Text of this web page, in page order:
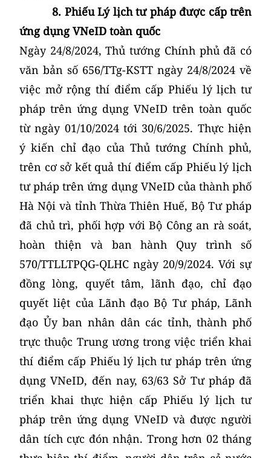
8. Phiếu Lý lịch tư pháp được cấp trên
ứng dụng VNeID toàn quốc
Ngày 24/8/2024, Thủ tướng Chính phủ đã có
văn bản số 656/TTg-KSTT ngày 24/8/2024 về
việc mở rộng thí điểm cấp Phiếu lý lịch tư
pháp trên ứng dụng VNeID trên toàn quốc
từ ngày 01/10/2024 tới 30/6/2025. Thực hiện
ý kiến chỉ đạo của Thủ tướng Chính phủ,
trên cơ sở kết quả thí điểm cấp Phiếu lý lịch
tư pháp trên ứng dụng VNeID của thành phố
Hà Nội và tỉnh Thừa Thiên Huế, Bộ Tư pháp
đã chủ trì, phối hợp với Bộ Công an rà soát,
hoàn thiện và ban hành Quy trình số
570/TTLLTPQG-QLHC ngày 20/9/2024. Với sự
đồng lòng, quyết tâm, lãnh đạo, chỉ đạo
quyết liệt của Lãnh đạo Bộ Tư pháp, Lãnh
đạo Ủy ban nhân dân các tỉnh, thành phố
trực thuộc Trung ương trong việc triển khai
thí điểm cấp Phiếu lý lịch tư pháp trên ứng
dụng VNeID, đến nay, 63/63 Sở Tư pháp đã
triển khai thực hiện cấp Phiếu lý lịch tư
pháp trên ứng dụng VNeID và được người
dân tích cực đón nhận. Trong hơn 02 tháng